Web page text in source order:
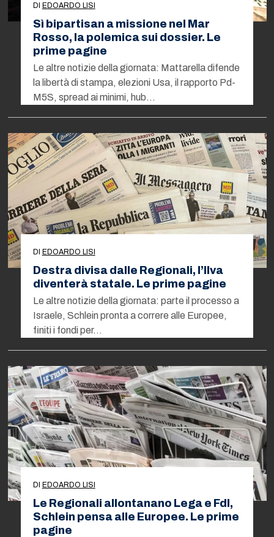
DI EDOARDO LISI
Sì bipartisan a missione nel Mar
Rosso, la polemica sui dossier. Le
prime pagine
Le altre notizie della giornata: Mattarella difende
la libertà di stampa, elezioni Usa, il rapporto Pd-
M5S, spread ai minimi, hub…
DI EDOARDO LISI
Destra divisa dalle Regionali, l’Ilva
diventerà statale. Le prime pagine
Le altre notizie della giornata: parte il processo a
Israele, Schlein pronta a correre alle Europee,
finiti i fondi per…
DI EDOARDO LISI
Le Regionali allontanano Lega e FdI,
Schlein pensa alle Europee. Le prime
pagine